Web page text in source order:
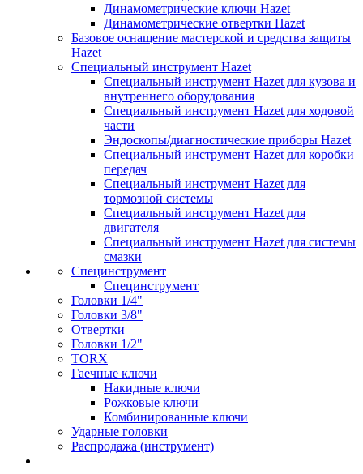
Динамометрические ключи Hazet
Динамометрические отвертки Hazet
Базовое оснащение мастерской и средства защиты
Hazet
Специальный инструмент Hazet
Специальный инструмент Hazet для кузова и
внутреннего оборудования
Специальный инструмент Hazet для ходовой
части
Эндоскопы/диагностические приборы Hazet
Специальный инструмент Hazet для коробки
передач
Специальный инструмент Hazet для
тормозной системы
Специальный инструмент Hazet для
двигателя
Специальный инструмент Hazet для системы
смазки
Специнструмент
Специнструмент
Головки 1/4"
Головки 3/8"
Отвертки
Головки 1/2"
TORX
Гаечные ключи
Накидные ключи
Рожковые ключи
Комбинированные ключи
Ударные головки
Распродажа (инструмент)